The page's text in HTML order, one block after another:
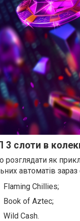
3 слоти в
розглядати як
автоматів зараз
Flaming Chillies;
Book of Aztec;
Wild Cash.